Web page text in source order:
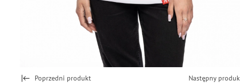
Poprzedni produkt Następny